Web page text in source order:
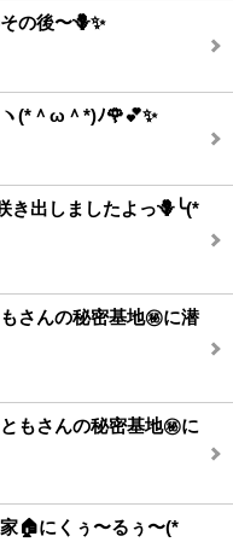
の後〜🪻✨
(*＾ω＾*)ﾉ🌹💕✨
き出しましたよっ🪻╰(*
さんの秘密基地㊙️に潜
さんの秘密基地㊙️に
🏠にくぅ〜るぅ〜(*